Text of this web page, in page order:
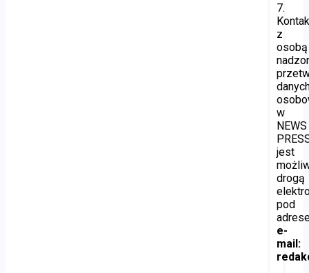
7.
z
osobą
w
NEWS
jest
drogą
pod
e-
mail: